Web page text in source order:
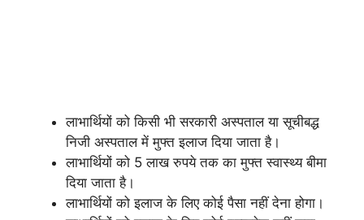
लाभार्थियों को किसी भी सरकारी अस्पताल या सूचीबद्ध
निजी अस्पताल में मुफ्त इलाज दिया जाता है।
लाभार्थियों को 5 लाख रुपये तक का मुफ्त स्वास्थ्य बीमा
दिया जाता है।
लाभार्थियों को इलाज के लिए कोई पैसा नहीं देना होगा।